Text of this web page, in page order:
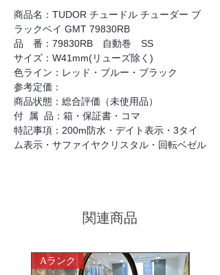
商品名：TUDOR チュードル チューダー ブ
ラックベイ GMT 79830RB
品 番：79830RB 自動巻 SS
サイズ：W41mm(リューズ除く)
色ライン：レッド・ブルー・ブラック
参考定価：
商品状態：総合評価（未使用品）
付 属 品：箱・保証書・コマ
特記事項：200m防水・デイト表示・3タイ
ム表示・サファイヤクリスタル・回転ベゼル
関連商品
Aランク